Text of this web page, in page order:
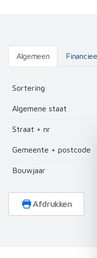
Algemeen
Sortering
Algemene staat
Straat + nr
Gemeente + postcode
Bouwjaar
Afdrukken